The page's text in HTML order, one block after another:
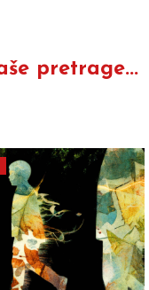
pretrage...